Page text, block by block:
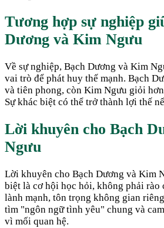
Tương hợp sự nghiệp
Dương và Kim Ngưu
Về sự nghiệp, Bạch Dương và Kim
vai trò để phát huy thế mạnh. Bạch
và tiên phong, còn Kim Ngưu giỏi
Sự khác biệt có thể trở thành lợi thế
Lời khuyên cho Bạch
Ngưu
Lời khuyên cho Bạch Dương và Kim
biệt là cơ hội học hỏi, không phải rào
lành mạnh, tôn trọng không gian
tìm "ngôn ngữ tình yêu" chung và
vì mối quan hệ.